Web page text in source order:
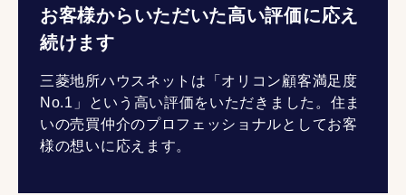
お客様からいただいた高い評価に応え
続けます
三菱地所ハウスネットは「オリコン顧客満足度
No.1」という高い評価をいただきました。住ま
いの売買仲介のプロフェッショナルとしてお客
様の想いに応えます。